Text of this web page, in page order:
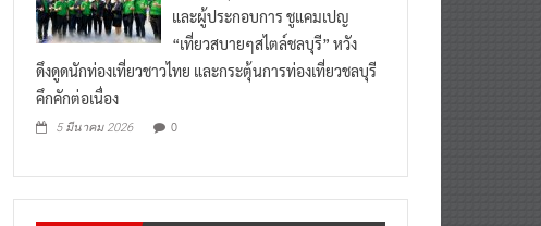
และผู้ประกอบการ ชูแคมเปญ
“เที่ยวสบายๆสไตล์ชลบุรี” หวัง
ดึงดูดนักท่องเที่ยวชาวไทย และกระตุ้นการท่องเที่ยวชลบุรี
คึกคักต่อเนื่อง
5 มีนาคม 2026 0